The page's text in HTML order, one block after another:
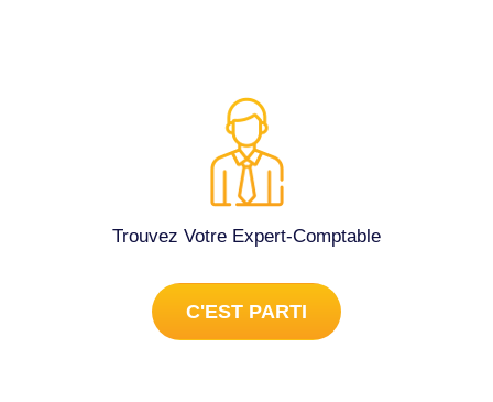
Trouvez Votre Expert-Comptable
C'EST PARTI